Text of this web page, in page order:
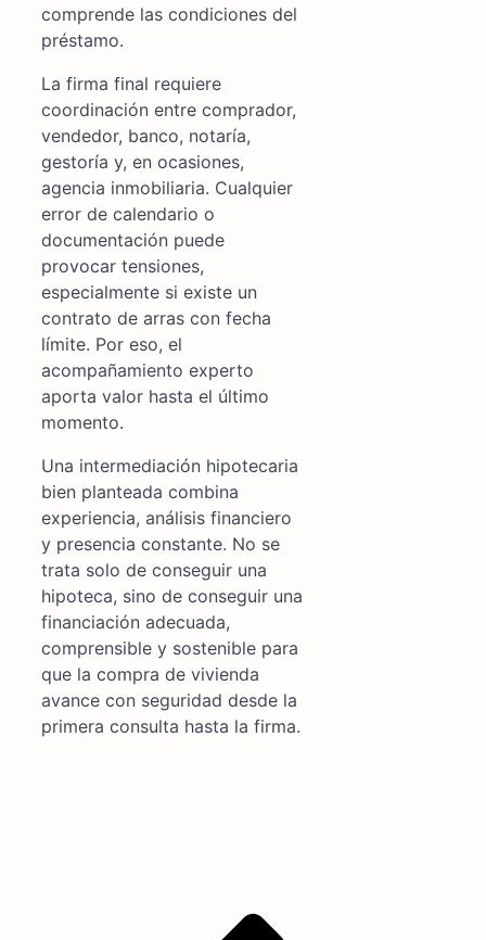
comprende las condiciones del
préstamo.
La firma final requiere
coordinación entre comprador,
vendedor, banco, notaría,
gestoría y, en ocasiones,
agencia inmobiliaria. Cualquier
error de calendario o
documentación puede
provocar tensiones,
especialmente si existe un
contrato de arras con fecha
límite. Por eso, el
acompañamiento experto
aporta valor hasta el último
momento.
Una intermediación hipotecaria
bien planteada combina
experiencia, análisis financiero
y presencia constante. No se
trata solo de conseguir una
hipoteca, sino de conseguir una
financiación adecuada,
comprensible y sostenible para
que la compra de vivienda
avance con seguridad desde la
primera consulta hasta la firma.